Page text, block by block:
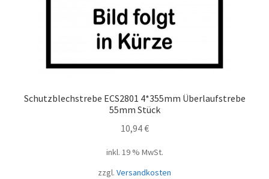
Schutzblechstrebe ECS2801 4*355mm Überlaufstrebe
55mm Stück
10,94€
inkl. 19 % MwSt.
zzgl. Versandkosten